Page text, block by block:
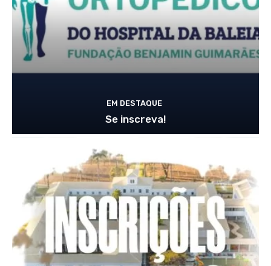
EM DESTAQUE
Se inscreva!